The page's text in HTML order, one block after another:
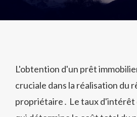
L'obtention d'un prêt
cruciale dans la réalisation du
propriétaire․ Le taux d'intérêt